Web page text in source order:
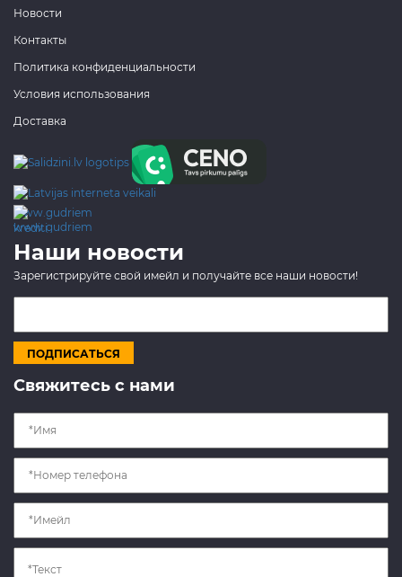
Новости
Контакты
Политика конфиденциальности
Условия использования
Доставка
www.gudriem.lv/atrie-
krediti
Наши новости
Зарегистрируйте свой имейл и получайте все наши новости!
Свяжитесь с нами